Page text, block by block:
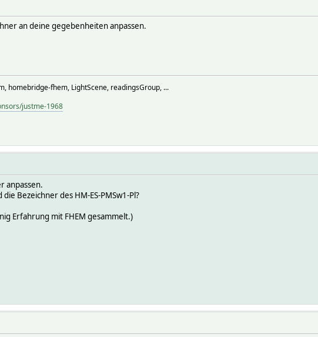
an deine gegebenheiten anpassen.
homebridge-fhem, LightScene, readingsGroup, ...
justme-1968
anpassen.
Bezeichner des HM-ES-PMSw1-Pl?
Erfahrung mit FHEM gesammelt.)